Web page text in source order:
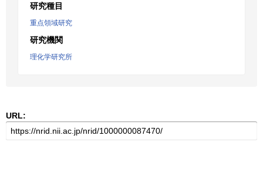
研究種目
重点領域研究
研究機関
理化学研究所
URL: